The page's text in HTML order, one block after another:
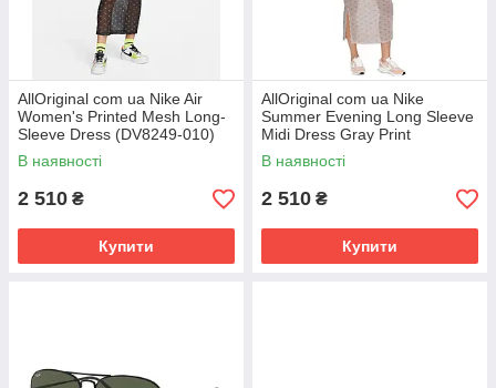
AllOriginal com ua Nike Air
Women's Printed Mesh Long-
Sleeve Dress (DV8249-010)
РОЗМІРИ ЗАПИТУЙТЕ
В наявності
2 510 ₴
Купити
AllOriginal com ua Nike
Summer Evening Long Sleeve
Midi Dress Gray Print
(DV8249-292) РОЗМІРИ
ЗАПИТУЙТЕ
В наявності
2 510 ₴
Купити